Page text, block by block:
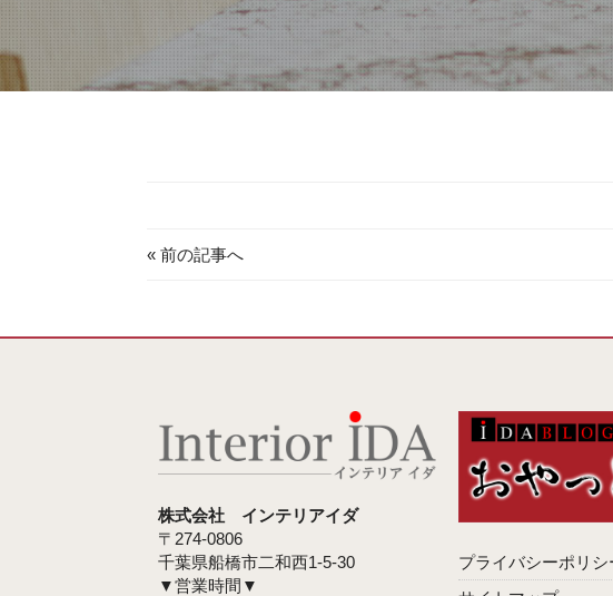
« 前の記事へ
株式会社 インテリアイダ
〒274-0806
千葉県船橋市二和西1-5-30
▼営業時間▼
プライバシーポリシ